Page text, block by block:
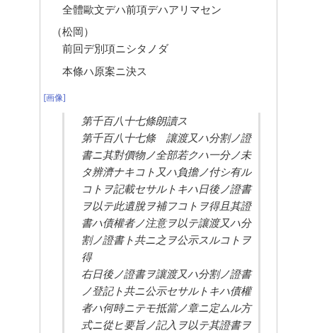
全體歐文デハ前項デハアリマセン
（松岡）
前回デ別項ニシタノダ
本條ハ原案ニ決ス
[画像]
第千百八十七條朗讀ス
第千百八十七條　讓渡又ハ分割ノ證
書ニ其對價物ノ全部若クハ一分ノ未
タ辨濟ナキコト又ハ負擔ノ付シ有ル
コトヲ記載セサルトキハ日後ノ證書
ヲ以テ此遺脫ヲ補フコトヲ得且其證
書ハ債權者ノ注意ヲ以テ讓渡又ハ分
割ノ證書ト共ニ之ヲ公示スルコトヲ
得
右日後ノ證書ヲ讓渡又ハ分割ノ證書
ノ登記ト共ニ公示セサルトキハ債權
者ハ何時ニテモ抵當ノ章ニ定ムル方
式ニ從ヒ要旨ノ記入ヲ以テ其證書ヲ